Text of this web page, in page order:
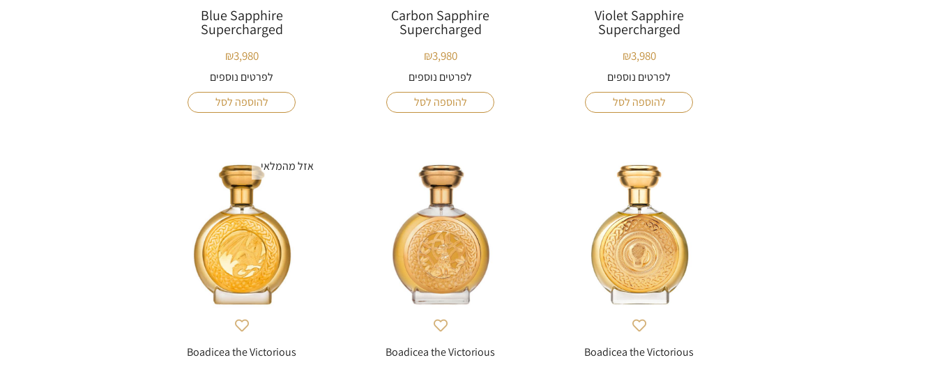
Violet Sapphire
Supercharged
₪3,980
לפרטים נוספים
להוספה לסל
Carbon Sapphire
Supercharged
₪3,980
לפרטים נוספים
להוספה לסל
Blue Sapphire
Supercharged
₪3,980
לפרטים נוספים
להוספה לסל
Boadicea the Victorious
Boadicea the Victorious
אזל מהמלאי
Boadicea the Victorious